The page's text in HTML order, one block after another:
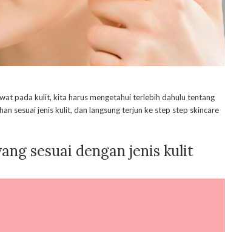
pada kulit, kita harus mengetahui terlebih dahulu tentang
sesuai jenis kulit, dan langsung terjun ke step step skincare
sesuai dengan jenis kulit